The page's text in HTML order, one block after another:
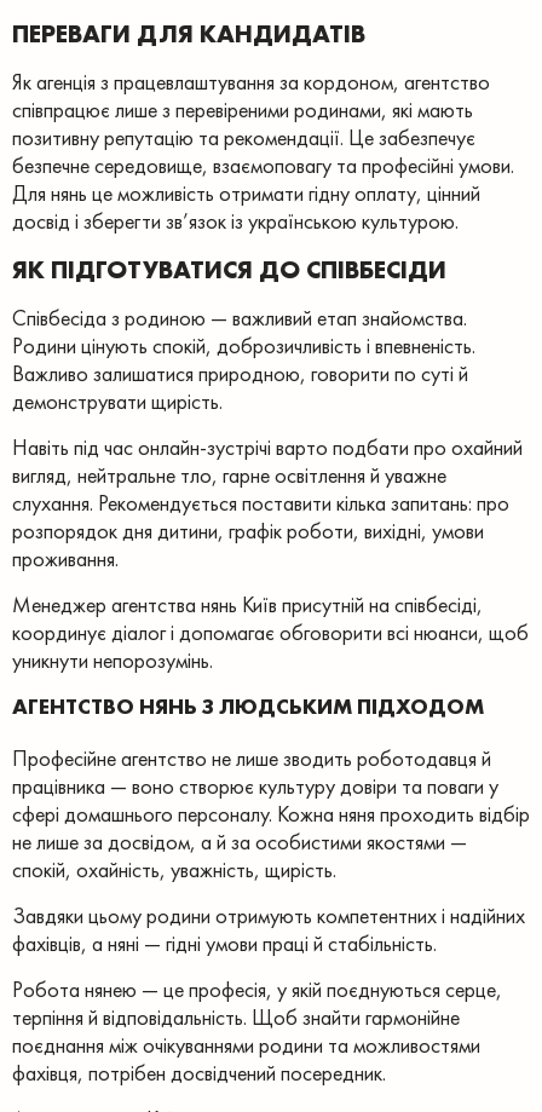
ПЕРЕВАГИ ДЛЯ КАНДИДАТІВ
Як агенція з працевлаштування за кордоном, агентство
співпрацює лише з перевіреними родинами, які мають
позитивну репутацію та рекомендації. Це забезпечує
безпечне середовище, взаємоповагу та професійні умови.
Для нянь це можливість отримати гідну оплату, цінний
досвід і зберегти зв’язок із українською культурою.
ЯК ПІДГОТУВАТИСЯ ДО СПІВБЕСІДИ
Співбесіда з родиною — важливий етап знайомства.
Родини цінують спокій, доброзичливість і впевненість.
Важливо залишатися природною, говорити по суті й
демонструвати щирість.
Навіть під час онлайн-зустрічі варто подбати про охайний
вигляд, нейтральне тло, гарне освітлення й уважне
слухання. Рекомендується поставити кілька запитань: про
розпорядок дня дитини, графік роботи, вихідні, умови
проживання.
Менеджер агентства нянь Київ присутній на співбесіді,
координує діалог і допомагає обговорити всі нюанси, щоб
уникнути непорозумінь.
АГЕНТСТВО НЯНЬ З ЛЮДСЬКИМ ПІДХОДОМ
Професійне агентство не лише зводить роботодавця й
працівника — воно створює культуру довіри та поваги у
сфері домашнього персоналу. Кожна няня проходить відбір
не лише за досвідом, а й за особистими якостями —
спокій, охайність, уважність, щирість.
Завдяки цьому родини отримують компетентних і надійних
фахівців, а няні — гідні умови праці й стабільність.
Робота нянею — це професія, у якій поєднуються серце,
терпіння й відповідальність. Щоб знайти гармонійне
поєднання між очікуваннями родини та можливостями
фахівця, потрібен досвідчений посередник.